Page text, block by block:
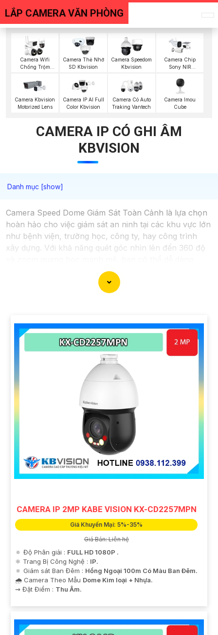
LẮP CAMERA VĂN PHÒNG
Camera Wifi
Chống Trộm
Camera Thẻ Nhớ
SD Kbvision
Camera Speedom
Kbvision
Camera Chip
Sony NIR
Camera Kbvision
Motorized Lens
Camera IP AI Full
Color Kbvision
Camera Có Auto
Traking Vantech
Camera Imou
Cube
CAMERA IP CÓ GHI ÂM
KBVISION
Camera Speed Dome Giám Sát Toàn Cảnh là lựa chọn
hoàn hảo cho việc giám sát an ninh tại các khu vực lớn
như bệnh viện, trường học, công ty, hay công trình
xây dựng. Với khả năng quét góc nhìn lên đến 360 độ
giám sát toàn bộ khu vực một cách chi tiết và chính
xác. Camera còn tích hợp nhiều tính năng thông minh
như nhận diện khuôn mặt, cảnh báo chuyển động và
và khả năng hoạt động ổn định, Camera Speed Dome
Giám Sát Toàn Cảnh đáng để bạn cân nhắc khi cần
một giải pháp an ninh đáng tin cậy.
CAMERA IP 2MP KABE VISION KX-CD2257MPN
Giá Khuyến Mại: 5%-35%
Giá Bán: Liên hệ
🔅 Độ Phân giải : FULL HD 1080P .
⚛️ Trang Bị Công Nghệ : IP.
🔅 Giám sát Ban Đêm : Hồng Ngoại 100m Có Màu Ban Ðêm.
🌧️ Camera Theo Mẫu Dome Kim loại + Nhựa.
️⇝ Đặt Điểm : Thu Âm.